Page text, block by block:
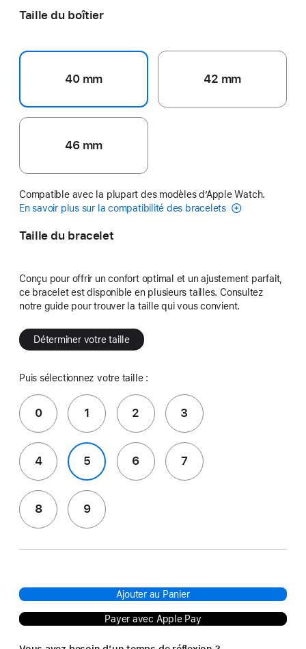
Taille du boîtier
40 mm 42 mm
46 mm
Compatible avec la plupart des modèles d’Apple Watch.
En savoir plus sur la compatibilité des bracelets
Taille du bracelet
Conçu pour offrir un confort optimal et un ajustement parfait,
ce bracelet est disponible en plusieurs tailles. Consultez
notre guide pour trouver la taille qui vous convient.
Déterminer votre taille
Puis sélectionnez votre taille :
0 1 2 3
4 5 6 7
8 9
Ajouter au Panier
Payer avec Apple Pay